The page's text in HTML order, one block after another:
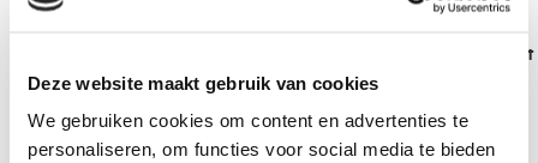
Deze website maakt gebruik van cookies
We gebruiken cookies om content en advertenties te
personaliseren, om functies voor social media te bieden
met handschuurpad blauw
EPDM markeerkrijt
1,49